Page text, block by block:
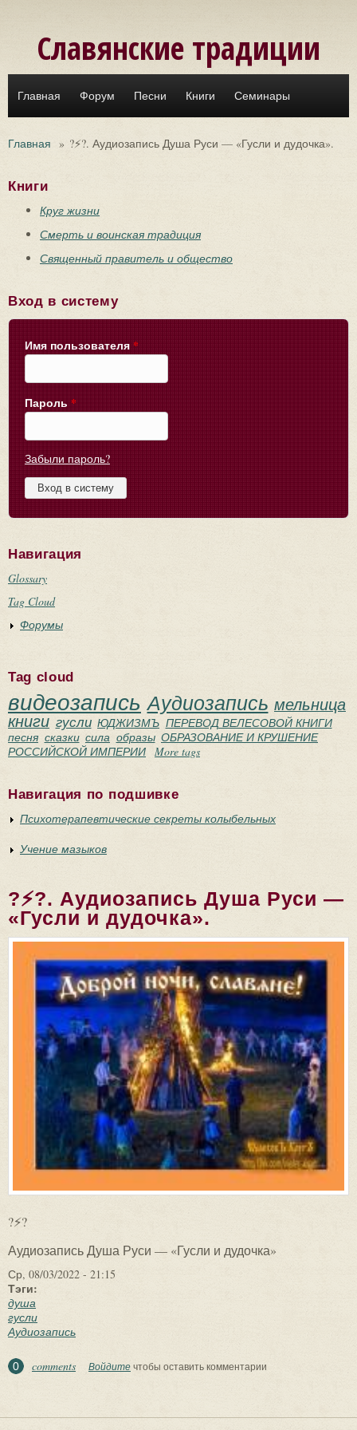
Славянские традиции
Главная Форум Песни Книги Семинары
Главная » ?⚡?. Аудиозапись Душа Руси — «Гусли и дудочка».
Книги
Круг жизни
Смерть и воинская традиция
Священный правитель и общество
Вход в систему
Имя пользователя *
Пароль *
Забыли пароль?
Навигация
Glossary
Tag Cloud
Форумы
Tag cloud
видеозапись Аудиозапись мельница
книги гусли ЮДЖИЗМЪ ПЕРЕВОД ВЕЛЕСОВОЙ КНИГИ
песня сказки сила образы ОБРАЗОВАНИЕ И КРУШЕНИЕ
РОССИЙСКОЙ ИМПЕРИИ More tags
Навигация по подшивке
Психотерапевтические секреты колыбельных
Учение мазыков
?⚡?. Аудиозапись Душа Руси —
«Гусли и дудочка».
?⚡?
Аудиозапись Душа Руси — «Гусли и дудочка»
Ср, 08/03/2022 - 21:15
Тэги:
душа
гусли
Аудиозапись
0 comments Войдитечтобы оставить комментарии